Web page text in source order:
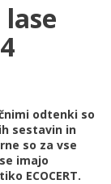
odtenki so
sestavin in
so za vse
imajo
ECOCERT.